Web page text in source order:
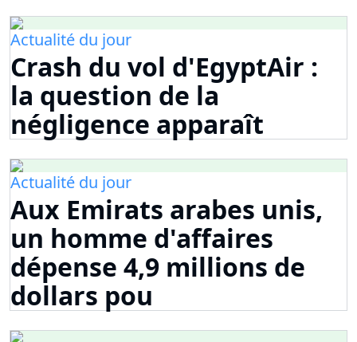
Actualité du jour
Crash du vol d'EgyptAir :
la question de la
négligence apparaît
Actualité du jour
Aux Emirats arabes unis,
un homme d'affaires
dépense 4,9 millions de
dollars pou